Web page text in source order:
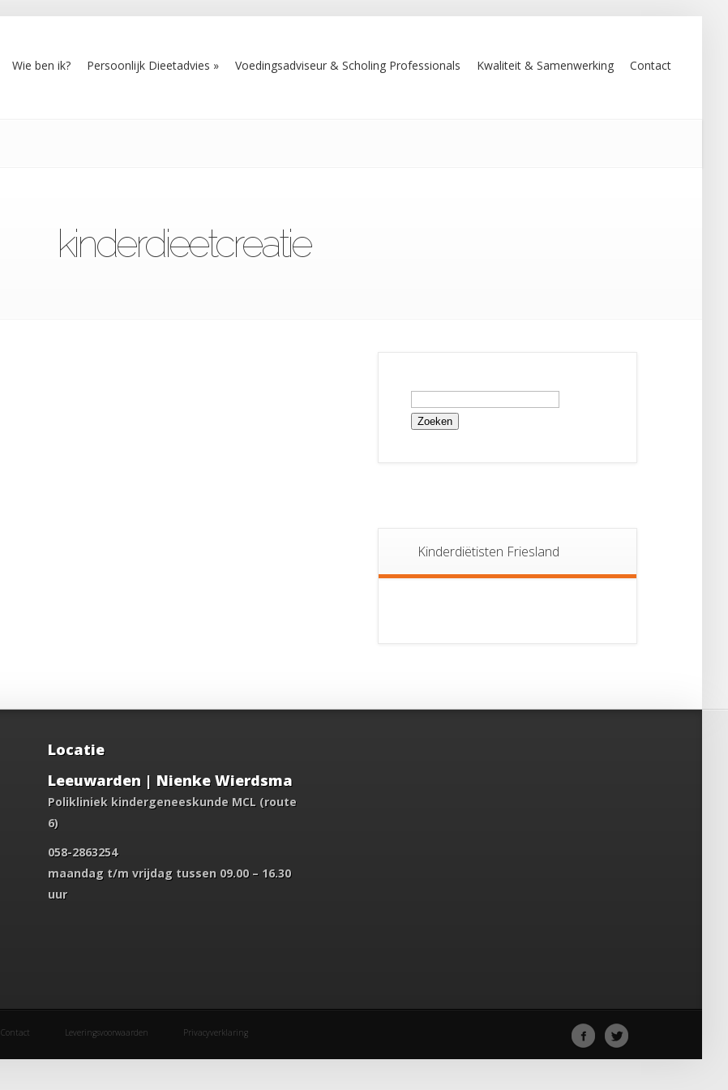
Wie ben ik? Persoonlijk Dieetadvies Voedingsadviseur & Scholing Professionals Kwaliteit & Samenwerking Contact
kinderdieetcreatie
Zoeken
Kinderdiëtisten Friesland
Locatie
Leeuwarden | Nienke Wierdsma
Polikliniek kindergeneeskunde MCL (route
6)
058-2863254
maandag t/m vrijdag tussen 09.00 – 16.30
uur
Contact Leveringsvoorwaarden Privacyverklaring